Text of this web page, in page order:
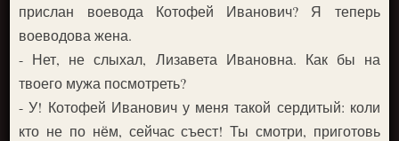
прислан воевода Котофей Иванович? Я теперь
воеводова жена.
- Нет, не слыхал, Лизавета Ивановна. Как бы на
твоего мужа посмотреть?
- У! Котофей Иванович у меня такой сердитый: коли
кто не по нём, сейчас съест! Ты смотри, приготовь